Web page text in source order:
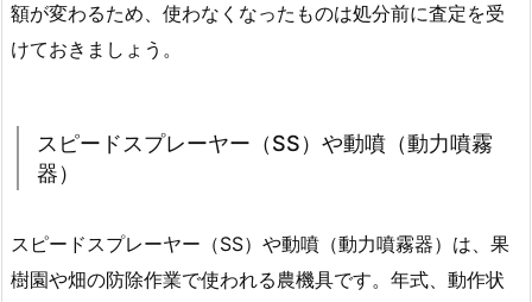
額が変わるため、使わなくなったものは処分前に査定を受
けておきましょう。
スピードスプレーヤー（SS）や動噴（動力噴霧
器）
スピードスプレーヤー（SS）や動噴（動力噴霧器）は、果
樹園や畑の防除作業で使われる農機具です。年式、動作状